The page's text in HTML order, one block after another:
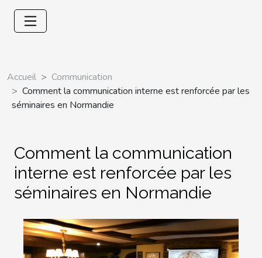
Accueil
Communication
Comment la communication interne est renforcée par les
séminaires en Normandie
Comment la communication
interne est renforcée par les
séminaires en Normandie